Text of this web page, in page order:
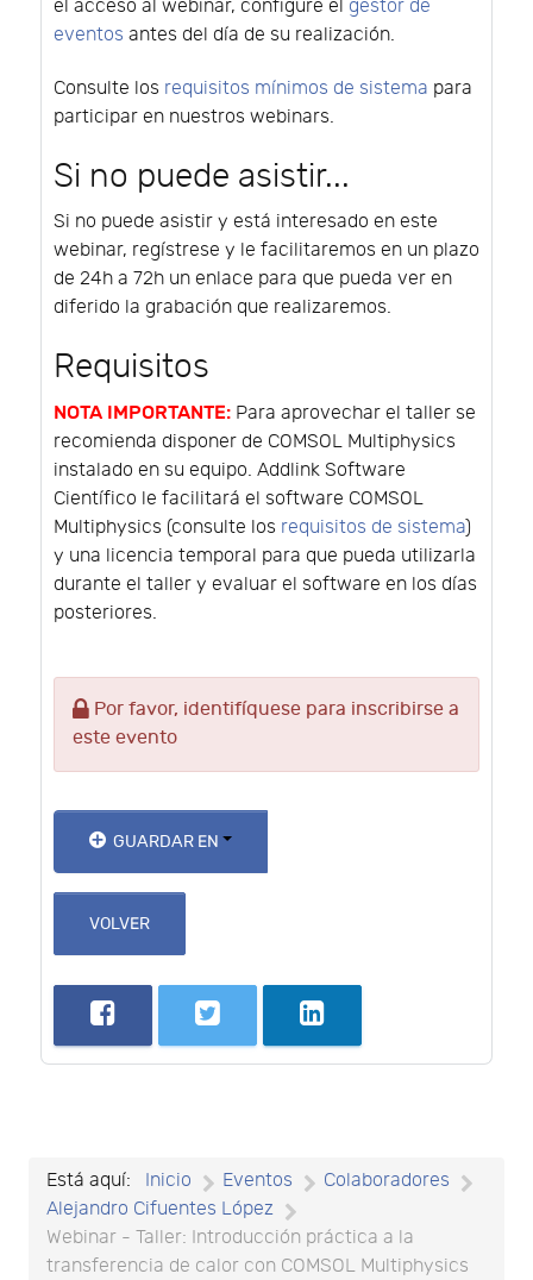
el acceso al webinar, configure el gestor de
eventos antes del día de su realización.
Consulte los requisitos mínimos de sistema para
participar en nuestros webinars.
Si no puede asistir...
Si no puede asistir y está interesado en este
webinar, regístrese y le facilitaremos en un plazo
de 24h a 72h un enlace para que pueda ver en
diferido la grabación que realizaremos.
Requisitos
NOTA IMPORTANTE: Para aprovechar el taller se
recomienda disponer de COMSOL Multiphysics
instalado en su equipo. Addlink Software
Científico le facilitará el software COMSOL
Multiphysics (consulte los requisitos de sistema)
y una licencia temporal para que pueda utilizarla
durante el taller y evaluar el software en los días
posteriores.
Por favor, identifíquese para inscribirse a
este evento
GUARDAR EN
VOLVER
Está aquí: Inicio Eventos
Colaboradores
Alejandro Cifuentes López
Webinar - Taller: Introducción práctica a la
transferencia de calor con COMSOL Multiphysics